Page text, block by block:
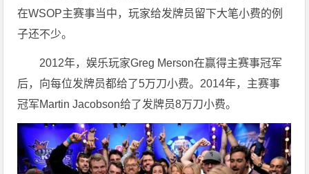
在WSOP主赛事当中，玩家给发牌员留下大笔小费的例
子还不少。
2012年，娱乐玩家Greg Merson在赢得主赛事冠军
后，向每位发牌员都给了5万刀小费。2014年，主赛事
冠军Martin Jacobson给了发牌员8万刀小费。